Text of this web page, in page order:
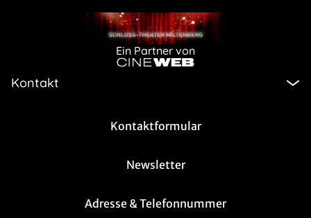
Ein Partner von
Kontakt
Kontaktformular
Newsletter
Adresse & Telefonnummer